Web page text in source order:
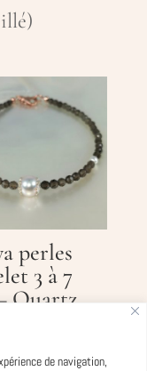
de navigation,
perles
3 à 7
Quartz
120.00
HT